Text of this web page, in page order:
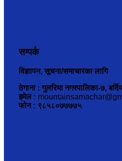
सम्पर्क
विज्ञापन, सूचना/समाचारका लागि
ठेगाना : गुलरिया नगरपालिका-७,
इमेल :
फोन : ९८५८०७७७७५